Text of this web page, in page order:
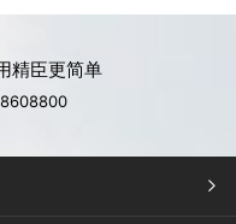
精臣更简单